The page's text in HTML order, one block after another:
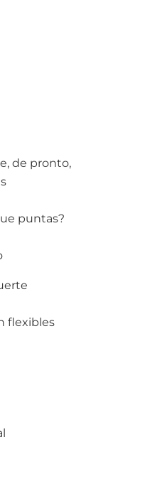
de pronto,
puntas?
flexibles